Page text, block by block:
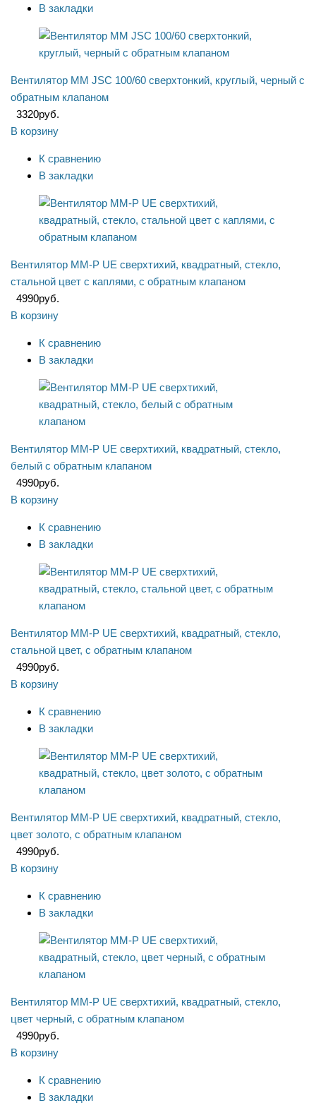
В закладки
Вентилятор ММ JSC 100/60 сверхтонкий, круглый, черный с
обратным клапаном
3320руб.
В корзину
К сравнению
В закладки
Вентилятор ММ-P UE сверхтихий, квадратный, стекло,
стальной цвет с каплями, с обратным клапаном
4990руб.
В корзину
К сравнению
В закладки
Вентилятор ММ-P UE сверхтихий, квадратный, стекло,
белый с обратным клапаном
4990руб.
В корзину
К сравнению
В закладки
Вентилятор ММ-P UE сверхтихий, квадратный, стекло,
стальной цвет, с обратным клапаном
4990руб.
В корзину
К сравнению
В закладки
Вентилятор ММ-P UE сверхтихий, квадратный, стекло,
цвет золото, с обратным клапаном
4990руб.
В корзину
К сравнению
В закладки
Вентилятор ММ-P UE сверхтихий, квадратный, стекло,
цвет черный, с обратным клапаном
4990руб.
В корзину
К сравнению
В закладки